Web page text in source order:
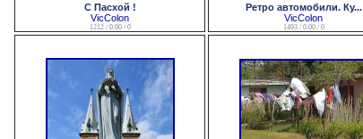
С Пасхой !
VicColon
1212 / 0.00 / 0
Ретро автомобили. Ку...
VicColon
1493 / 0.00 / 0